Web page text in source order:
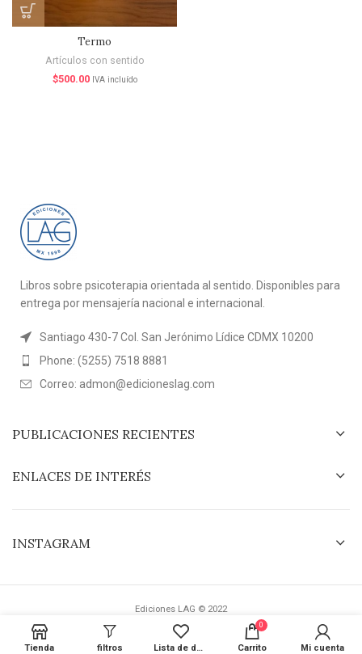
Termo
Artículos con sentido
$500.00 IVA incluído
Libros sobre psicoterapia orientada al sentido. Disponibles para
entrega por mensajería nacional e internacional.
Santiago 430-7 Col. San Jerónimo Lídice CDMX 10200
Phone: (5255) 7518 8881
Correo: admon@edicioneslag.com
PUBLICACIONES RECIENTES
ENLACES DE INTERÉS
INSTAGRAM
Ediciones LAG © 2022
Tienda filtros Lista de deseos
0
Carrito Mi cuenta